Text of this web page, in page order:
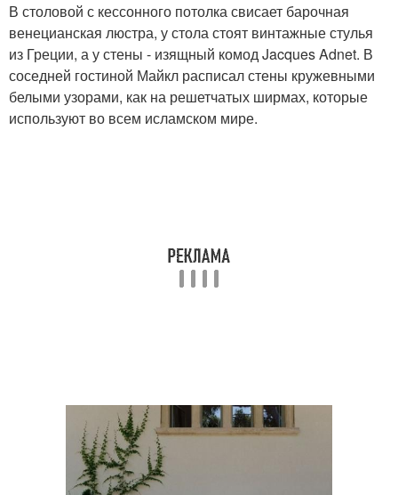
В столовой с кессонного потолка свисает барочная
венецианская люстра, у стола стоят винтажные стулья
из Греции, а у стены - изящный комод Jacques Adnet. В
соседней гостиной Майкл расписал стены кружевными
белыми узорами, как на решетчатых ширмах, которые
используют во всем исламском мире.